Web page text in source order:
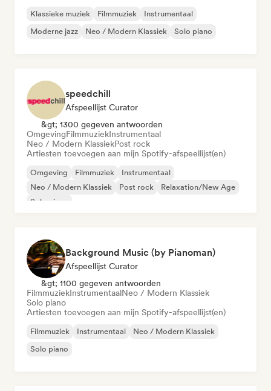
Klassieke muziek Filmmuziek
Instrumentaal
Moderne jazz
Neo / Modern Klassiek Solo piano
speedchill
Afspeellijst Curator
&gt; 1300 gegeven antwoorden
OmgevingFilmmuziekInstrumentaal
Neo / Modern KlassiekPost rock
Artiesten toevoegen aan mijn Spotify-afspeellijst(en)
Omgeving Filmmuziek
Instrumentaal
Neo / Modern Klassiek
Post rock
Relaxation/New Age
Solo piano
Background Music (by Pianoman)
Afspeellijst Curator
&gt; 1100 gegeven antwoorden
FilmmuziekInstrumentaalNeo / Modern Klassiek
Solo piano
Artiesten toevoegen aan mijn Spotify-afspeellijst(en)
Filmmuziek Instrumentaal
Neo / Modern Klassiek
Solo piano